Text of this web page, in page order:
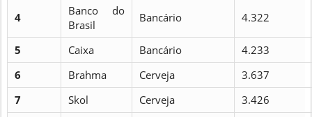
4
Banco do
Brasil
Bancário 4.322
5 Caixa Bancário
4.233
6
Brahma Cerveja
3.637
7
Skol Cerveja
3.426